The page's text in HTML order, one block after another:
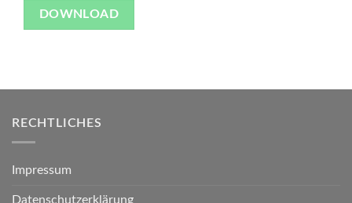
DOWNLOAD
RECHTLICHES
Impressum
Datenschutzerklärung